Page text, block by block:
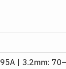
| 3.2mm: